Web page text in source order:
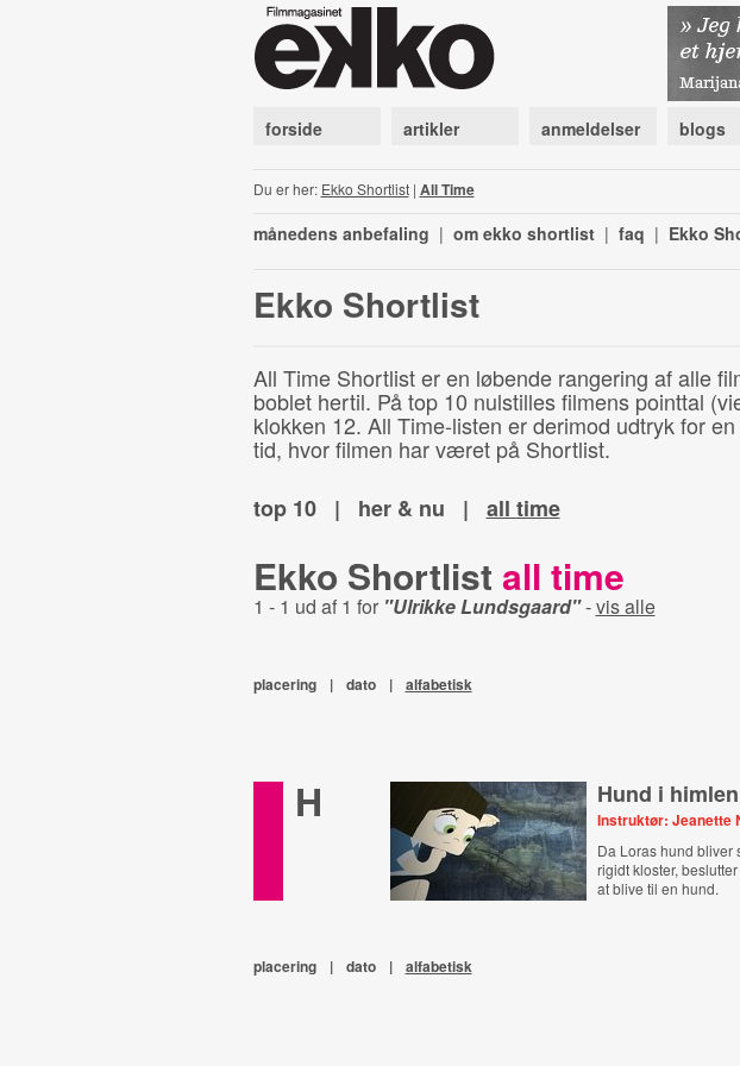
forside artikler anmeldelser blogs
Du er her: Ekko Shortlist| All Time
månedens anbefaling | om ekko shortlist | faq | Ekko
Ekko Shortlist
All Time Shortlist er en løbende rangering af alle
boblet hertil. På top 10 nulstilles filmens pointtal
klokken 12. All Time-listen er derimod udtryk for
tid, hvor filmen har været på Shortlist.
top 10
| her & nu | all time
Ekko Shortlist all time
1 - 1 ud af 1 for "Ulrikke Lundsgaard"-vis alle
placering | dato | alfabetisk
H Hund i himlen
Instruktør: Jeanette
Da Loras hund bliver
rigidt kloster,
at blive til en hund.
placering | dato | alfabetisk